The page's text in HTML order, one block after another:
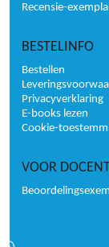
Recensie-
BESTELINFO
Bestellen
Privacyverklaring
E-books lezen
Cookie-
VOOR